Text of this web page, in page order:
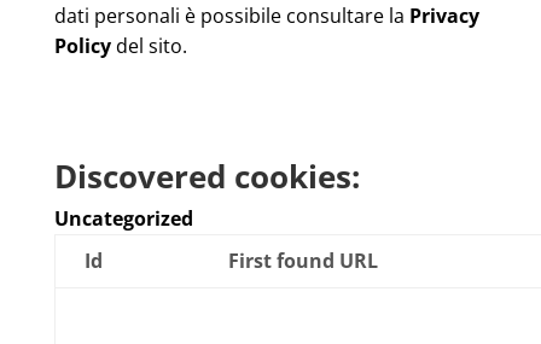
dati personali è possibile consultare la Privacy
Policydel sito.
Discovered cookies:
Uncategorized
Id
First found URL